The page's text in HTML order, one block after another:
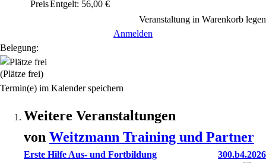
PreisEntgelt: 56,00 €
Veranstaltung in Warenkorb legen
Anmelden
Belegung:
(Plätze frei)
Termin(e) im Kalender speichern
Weitere Veranstaltungen
von Weitzmann Training und Partner
Erste Hilfe Aus- und Fortbildung
300.b4.2026